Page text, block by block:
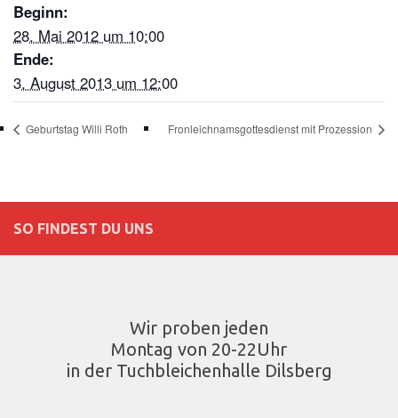
Beginn:
28. Mai 2012 um 10:00
Ende:
3. August 2013 um 12:00
Geburtstag Willi Roth Fronleichnamsgottesdienst mit Prozession
SO FINDEST DU UNS
Wir proben jeden
Montag von 20-22Uhr
in der Tuchbleichenhalle Dilsberg